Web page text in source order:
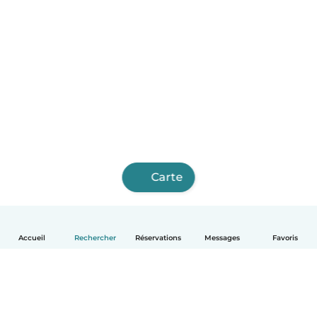
Accueil Rechercher Réservations Messages Favoris
Carte